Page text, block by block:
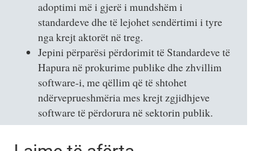
adoptimi më i gjerë i mundshëm i
standardeve dhe të lejohet sendërtimi i tyre
nga krejt aktorët në treg.
Jepini përparësi përdorimit të Standardeve të
Hapura në prokurime publike dhe zhvillim
software-i, me qëllim që të shtohet
ndërveprueshmëria mes krejt zgjidhjeve
software të përdorura në sektorin publik.